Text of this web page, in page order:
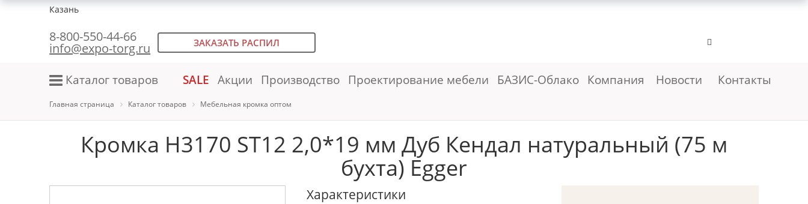
Казань
8-800-550-44-66
info@expo-torg.ru ЗАКАЗАТЬ РАСПИЛ
Каталог товаров SALE Акции Производство Проектирование мебели БАЗИС-Облако Компания Новости Контакты
Главная страница Каталог товаров Мебельная кромка оптом
Кромка H3170 ST12 2,0*19 мм Дуб Кендал натуральный (75 м
бухта) Egger
Характеристики